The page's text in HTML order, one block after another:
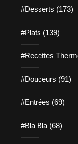
#Desserts (173)
#Plats (139)
#Recettes
#Douceurs (91)
#Entrées (69)
#Bla Bla (68)